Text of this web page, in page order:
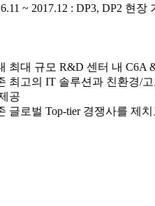
~ 2017.12 : DP3, DP2 현
최대 규모 R&D 센터 내 C6A
최고의 IT 솔루션과 친환경/
공
글로벌 Top-tier 경쟁사를 제